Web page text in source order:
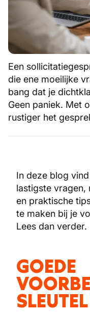
Een
die ene moeilijke
bang dat je
Geen paniek. Met
rustiger het
In deze blog
lastigste vragen,
en praktische
te maken bij je
Lees dan verder.
GOEDE